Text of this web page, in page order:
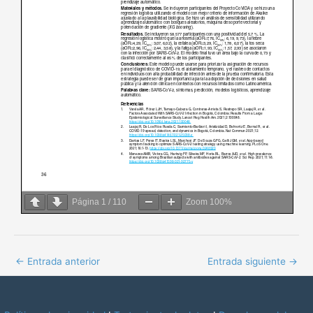
Página 1 / 110 Zoom 100%
← Entrada anterior Entrada siguiente →